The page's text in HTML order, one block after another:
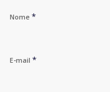
Nome *
E-mail *